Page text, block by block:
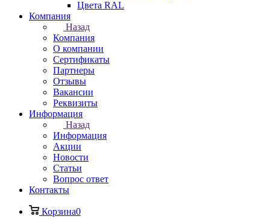
Цвета RAL
Компания
Назад
Компания
О компании
Сертификаты
Партнеры
Отзывы
Вакансии
Реквизиты
Информация
Назад
Информация
Акции
Новости
Статьи
Вопрос ответ
Контакты
Корзина0